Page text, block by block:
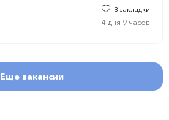
В закладки
4 дня 9 часов
Еще вакансии